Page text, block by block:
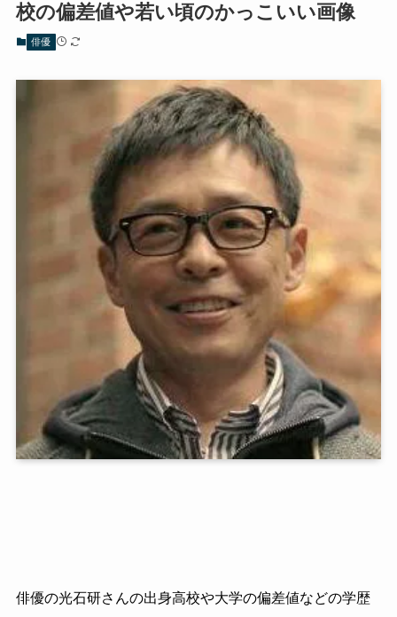
校の偏差値や若い頃のかっこいい画像
俳優
俳優の光石研さんの出身高校や大学の偏差値などの学歴